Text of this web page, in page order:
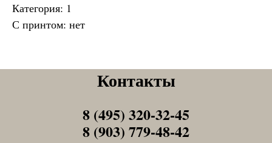
Категория: 1
С принтом: нет
Контакты
8 (495) 320-32-45
8 (903) 779-48-42
Tel1
Tel1